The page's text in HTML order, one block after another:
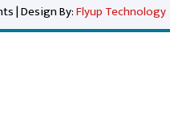
| Design By:Flyup Technology